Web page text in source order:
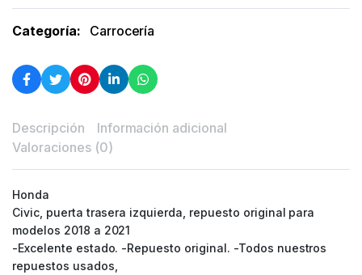
Categoría: Carrocería
Descripción
Información adicional
Valoraciones (0)
Honda
Civic, puerta trasera izquierda, repuesto original para
modelos 2018 a 2021
-Excelente estado. -Repuesto original. -Todos nuestros
repuestos usados,